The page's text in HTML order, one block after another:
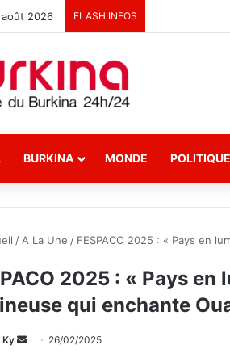
2026 FLASH INFOS
BURKINA MONDE POLITIQUE
/ A La Une / FESPACO 2025 : « Pays en
2025 : « Pays
qui enchante
Ky 26/02/2025